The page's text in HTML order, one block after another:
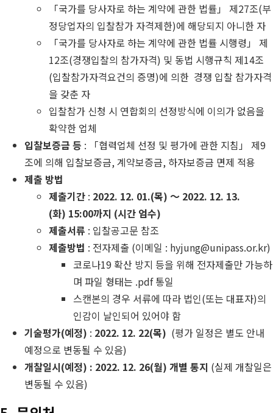
「국가를 당사자로 하는 계약에 관한 법률」 제27조(부
정당업자의 입찰참가 자격제한)에 해당되지 아니한 자
「국가를 당사자로 하는 계약에 관한 법률 시행령」 제
12조(경쟁입찰의 참가자격) 및 동법 시행규칙 제14조
(입찰참가자격요건의 증명)에 의한 경쟁 입찰 참가자격
을 갖춘 자
입찰참가 신청 시 연합회의 선정방식에 이의가 없음을
확약한 업체
입찰보증금 등 : 「협력업체 선정 및 평가에 관한 지침」 제9
조에 의해 입찰보증금, 계약보증금, 하자보증금 면제 적용
제출 방법
제출기간 : 2022. 12. 01.(목) ～ 2022. 12. 13.
(화) 15:00까지 (시간 엄수)
제출서류 : 입찰공고문 참조
제출방법 : 전자제출 (이메일 : hyjung@unipass.or.kr)
코로나19 확산 방지 등을 위해 전자제출만 가능하
며 파일 형태는 .pdf 통일
스캔본의 경우 서류에 따라 법인(또는 대표자)의
인감이 날인되어 있어야 함
기술평가(예정) : 2022. 12. 22(목) (평가 일정은 별도 안내
예정으로 변동될 수 있음)
개찰일시(예정) : 2022. 12. 26(월) 개별 통지 (실제 개찰일은
변동될 수 있음)